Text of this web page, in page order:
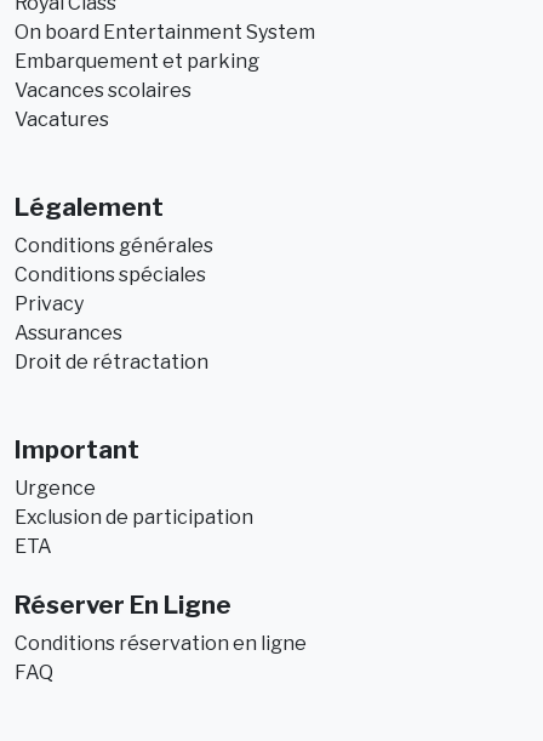
On board Entertainment System
Embarquement et parking
Vacances scolaires
Vacatures
Légalement
Conditions générales
Conditions spéciales
Privacy
Assurances
Droit de rétractation
Important
Urgence
Exclusion de participation
ETA
Réserver En Ligne
Conditions réservation en ligne
FAQ